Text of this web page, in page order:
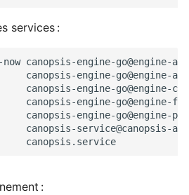
services :
canopsis-engine-go@engine-
canopsis-engine-go@engine-
canopsis-engine-go@engine-
canopsis-engine-go@engine-
canopsis-engine-go@engine-
canopsis-service@canopsis-
: